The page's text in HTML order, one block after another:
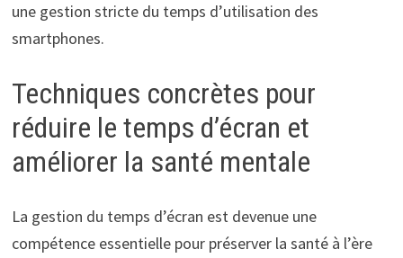
une gestion stricte du temps d’utilisation des
smartphones.
Techniques concrètes pour
réduire le temps d’écran et
améliorer la santé mentale
La gestion du temps d’écran est devenue une
compétence essentielle pour préserver la santé à l’ère